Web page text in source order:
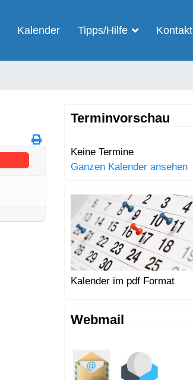
Kalender Tipps/Hilfe Kontakt
Terminvorschau
Keine Termine
Ganzen Kalender ansehen
Kalender im pdf Format
Webmail